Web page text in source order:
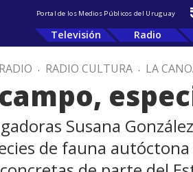
Portal de los Medios Públicos del Uruguay
Televisión Radio
RADIO . RADIO CULTURA . LA
Susana
de fauna